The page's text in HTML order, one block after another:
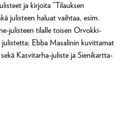
ja kirjoita ”Tilauksen
julisteen haluat vaihtaa, esim.
julisteen tilalle toisen Orvokki-
julistetta; Ebba Masalinin kuvittamat
Kasvitarha-juliste ja Sienikartta-